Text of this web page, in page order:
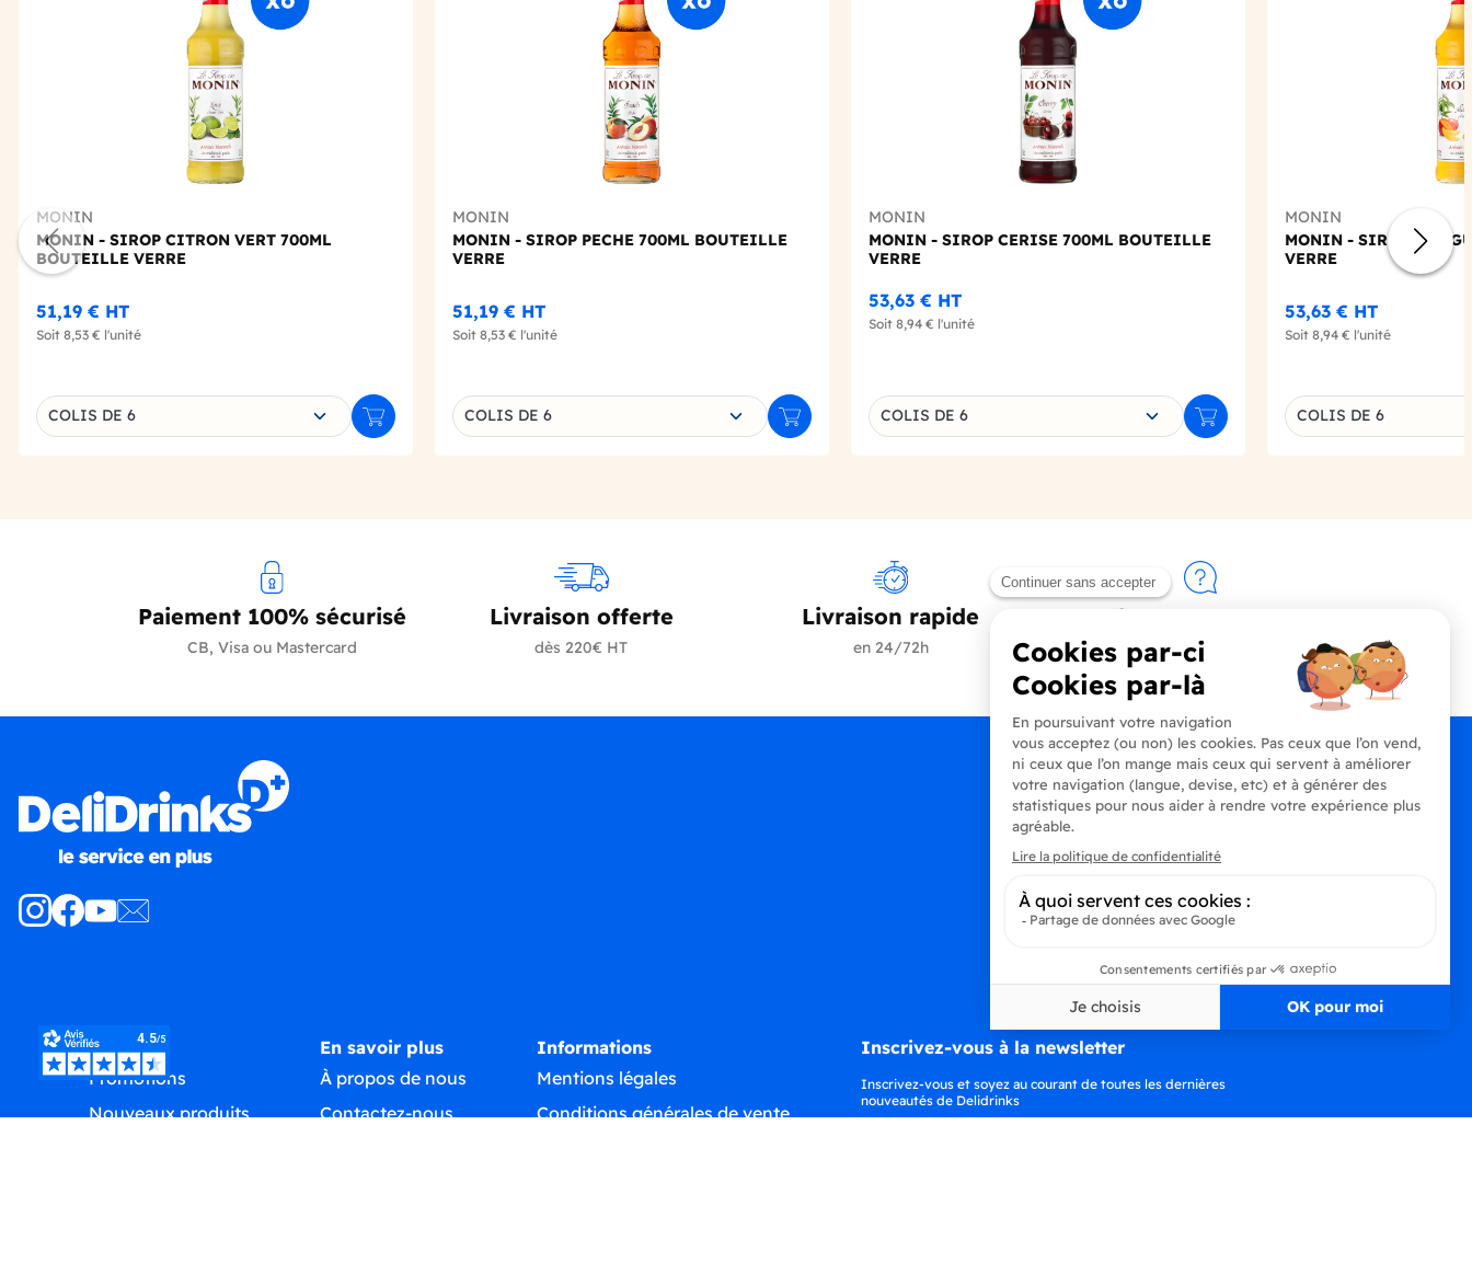
MONIN
MONIN - SIROP CITRON VERT 700ML
BOUTEILLE VERRE
51,19 € HT
Soit 8,53 € l'unité
Choisissez une déclinaison
COLIS DE 6 Ajouter au panier
MONIN
MONIN - SIROP PECHE 700ML BOUTEILLE
VERRE
51,19 € HT
Soit 8,53 € l'unité
Choisissez une déclinaison
COLIS DE 6 Ajouter au panier
MONIN
MONIN - SIROP CERISE 700ML BOUTEILLE
VERRE
53,63 € HT
Soit 8,94 € l'unité
Choisissez une déclinaison
COLIS DE 6 Ajouter au panier
MONIN
MONIN - SIROP
VERRE
53,63 € HT
Soit 8,94 € l'unité
Choisissez une
COLIS DE 6
Paiement 100% sécurisé
CB, Visa ou Mastercard
Livraison offerte
dès 220€ HT
Livraison rapide
en 24/72h
Contactez-nous
+33 (0)4 90 91 20 80
Produits
Promotions
Nouveaux produits
En savoir plus
À propos de nous
Contactez-nous
Informations
Mentions légales
Conditions générales de vente
Inscrivez-vous à la newsletter
Inscrivez-vous et soyez au courant de toutes les dernières
nouveautés de Delidrinks